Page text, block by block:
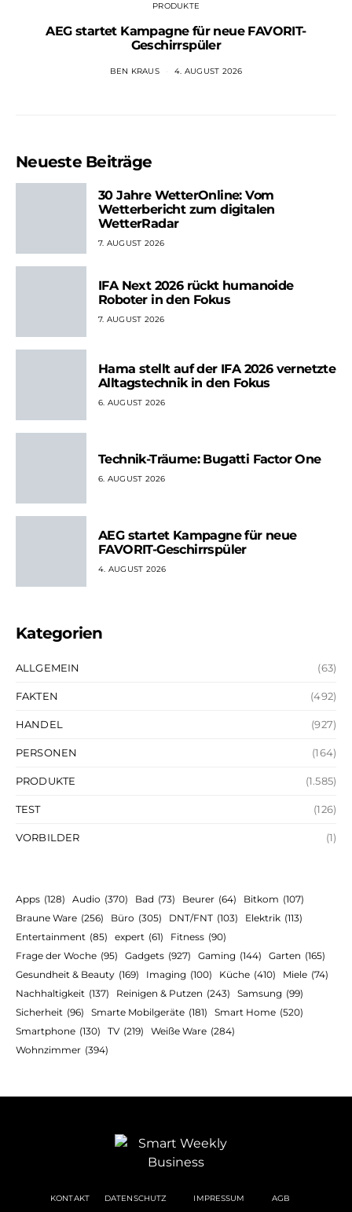
PRODUKTE
AEG startet Kampagne für neue FAVORIT-
Geschirrspüler
BEN KRAUS 4. AUGUST 2026
Neueste Beiträge
30 Jahre WetterOnline: Vom
Wetterbericht zum digitalen
WetterRadar
7. AUGUST 2026
IFA Next 2026 rückt humanoide
Roboter in den Fokus
7. AUGUST 2026
Hama stellt auf der IFA 2026 vernetzte
Alltagstechnik in den Fokus
6. AUGUST 2026
Technik-Träume: Bugatti Factor One
6. AUGUST 2026
AEG startet Kampagne für neue
FAVORIT-Geschirrspüler
4. AUGUST 2026
Kategorien
ALLGEMEIN (63)
FAKTEN (492)
HANDEL (927)
PERSONEN (164)
PRODUKTE (1.585)
TEST (126)
VORBILDER (1)
Apps (128) Audio (370) Bad (73) Beurer (64) Bitkom (107)
Braune Ware (256) Büro (305) DNT/FNT (103) Elektrik (113)
Entertainment (85) expert (61) Fitness (90)
Frage der Woche (95) Gadgets (927) Gaming (144) Garten (165)
Gesundheit & Beauty (169) Imaging (100) Küche (410) Miele (74)
Nachhaltigkeit (137) Reinigen & Putzen (243) Samsung (99)
Sicherheit (96) Smarte Mobilgeräte (181) Smart Home (520)
Smartphone (130) TV (219) Weiße Ware (284)
Wohnzimmer (394)
KONTAKT DATENSCHUTZ IMPRESSUM AGB